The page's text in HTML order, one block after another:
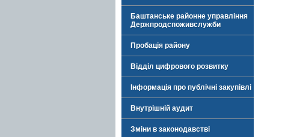
Баштанське районне управління
Держпродспоживслужби
Пробація району
Відділ цифрового розвитку
Інформація про публічні закупівлі
Внутрішній аудит
Зміни в законодавстві